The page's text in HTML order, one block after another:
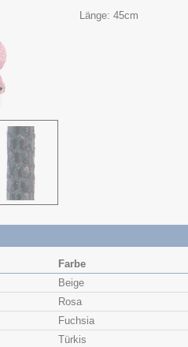
Länge: 45cm
Farbe
Beige
Rosa
Fuchsia
Türkis